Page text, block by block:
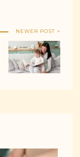
NEWER POST >